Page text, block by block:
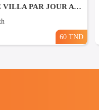
NETTOYAGE DE VILLA PAR JOUR A Gammarth
60 TND